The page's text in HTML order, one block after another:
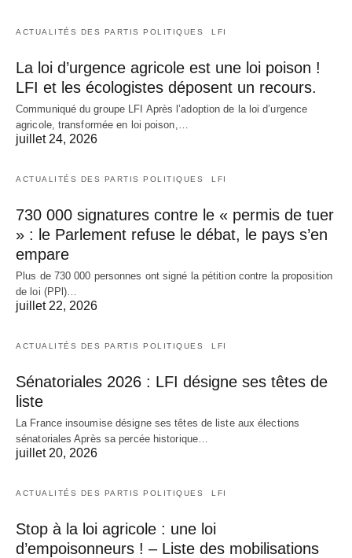
ACTUALITÉS DES PARTIS POLITIQUES LFI
La loi d’urgence agricole est une loi poison !
LFI et les écologistes déposent un recours.
Communiqué du groupe LFI Après l’adoption de la loi d’urgence
agricole, transformée en loi poison,…
juillet 24, 2026
ACTUALITÉS DES PARTIS POLITIQUES LFI
730 000 signatures contre le « permis de tuer
» : le Parlement refuse le débat, le pays s’en
empare
Plus de 730 000 personnes ont signé la pétition contre la proposition
de loi (PPl)…
juillet 22, 2026
ACTUALITÉS DES PARTIS POLITIQUES LFI
Sénatoriales 2026 : LFI désigne ses têtes de
liste
La France insoumise désigne ses têtes de liste aux élections
sénatoriales Après sa percée historique…
juillet 20, 2026
ACTUALITÉS DES PARTIS POLITIQUES LFI
Stop à la loi agricole : une loi
d’empoisonneurs ! – Liste des mobilisations